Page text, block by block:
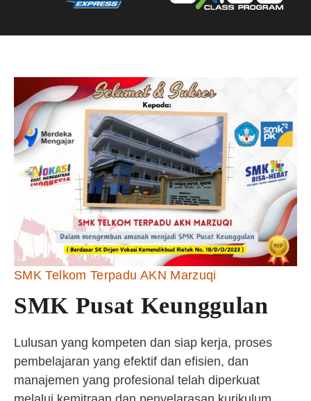
SMK Telkom Terpadu AKN Marzuqi
SMK Pusat Keunggulan
Lulusan yang kompeten dan siap kerja, proses
pembelajaran yang efektif dan efisien, dan
manajemen yang profesional telah diperkuat